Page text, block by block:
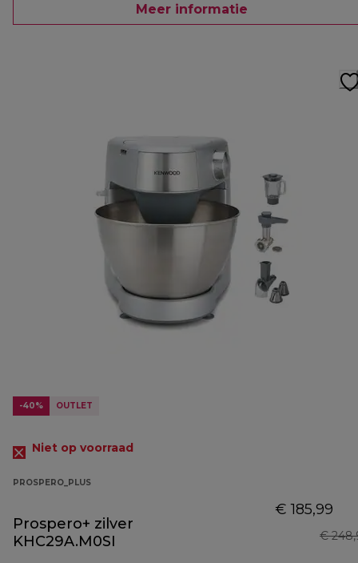
Meer informatie
-40% OUTLET
Niet op voorraad
PROSPERO_PLUS
Prospero+ zilver
KHC29A.M0SI
€ 185,99
€